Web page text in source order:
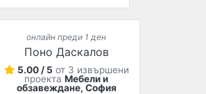
онлайн преди 1 ден
Поно Даскалов
5.00 / 5 от 3 извършени
проектаМебели и
обзавеждане, София